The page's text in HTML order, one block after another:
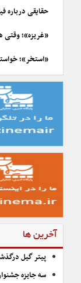
حقایقی درباره
«غریزه»؛
«استخر»؛
آخرین ها
پیتر گیل
سه جایزه